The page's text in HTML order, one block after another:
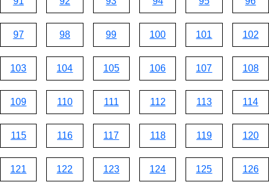
97 98 99 100 101 102
103 104 105 106 107 108
109 110 111 112 113 114
115 116 117 118 119 120
121 122 123 124 125 126